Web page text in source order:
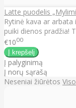
Latte puodelis
Rytinė kava ar
puiki dienos pradžia!
€1000
Į palyginimą
Į norų sąrašą
Neseniai žiūrėtos